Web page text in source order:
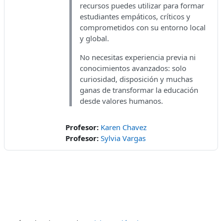
recursos puedes utilizar para formar
estudiantes empáticos, críticos y
comprometidos con su entorno local
y global.
No necesitas experiencia previa ni
conocimientos avanzados: solo
curiosidad, disposición y muchas
ganas de transformar la educación
desde valores humanos.
Profesor: Karen Chavez
Profesor: Sylvia Vargas